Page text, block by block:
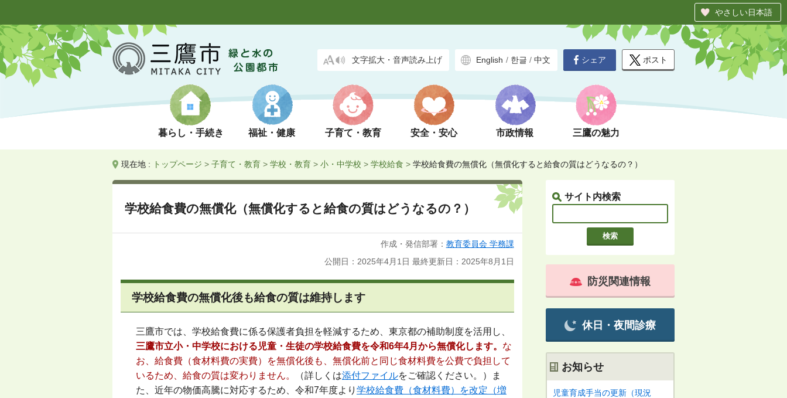
やさしい日本語
文字拡大・音声読み上げ English / 한글 / 中文
暮らし・手続き 福祉・健康 子育て・教育 安全・安心 市政情報 三鷹の魅力
シェア ポスト
現在地 : トップページ > 子育て・教育 > 学校・教育 > 小・中学校 > 学校給食 > 学校給食費の無償化（無償化すると給食の質はどうなるの？）
サイト内検索
学校給食費の無償化（無償化すると給食の質はどうなるの？）
作成・発信部署： 教育委員会 学務課
公開日：2025年4月1日 最終更新日：2025年8月1日
学校給食費の無償化後も給食の質は維持します
三鷹市では、学校給食費に係る保護者負担を軽減するため、東京都の補助制度を活用し、
三鷹市立小・中学校における児童・生徒の学校給食費を令和6年4月から無償化します。 な
お、給食費（食材料費の実費）を無償化後も、無償化前と同じ食材料費を公費で負担して
いるため、給食の質は変わりません。
（詳しくは添付ファイルをご確認ください。）ま
た、近年の物価高騰に対応するため、令和7年度より 学校給食費（食材料費）を改定（増
防災関連情報
休日・夜間診療
お知らせ
児童育成手当の更新（現況